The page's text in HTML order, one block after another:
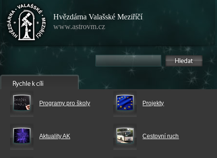
Hvězdárna Valašské Meziříčí
www.astrovm.cz
Programy pro školy Projekty
Aktuality AK Cestovní ruch